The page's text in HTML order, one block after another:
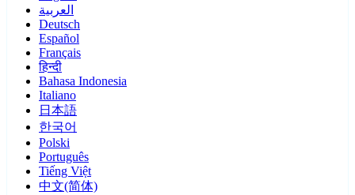
العربية
Deutsch
Español
Français
हिन्दी
Bahasa Indonesia
Italiano
日本語
한국어
Polski
Português
Tiếng Việt
中文(简体)